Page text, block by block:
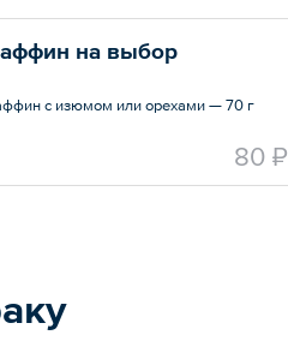
на выбор
с изюмом или орехами — 70 г
80 ₽